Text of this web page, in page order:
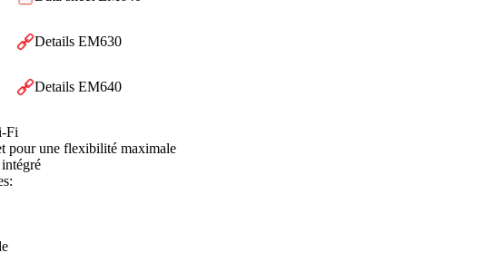
Details EM630
Details EM640
Fi
pour une flexibilité maximale
: